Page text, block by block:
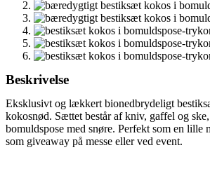
Beskrivelse
Eksklusivt og lækkert bionedbrydeligt
kokosnød. Sættet består af kniv, gaffel og
bomuldspose med snøre. Perfekt som en lille
som giveaway på messe eller ved event.